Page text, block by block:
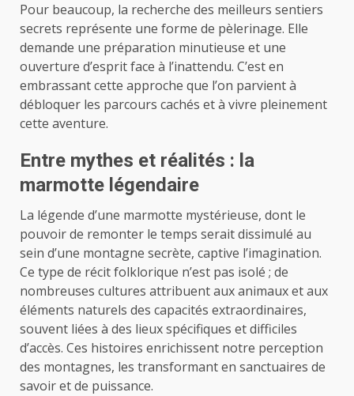
Pour beaucoup, la recherche des meilleurs sentiers
secrets représente une forme de pèlerinage. Elle
demande une préparation minutieuse et une
ouverture d’esprit face à l’inattendu. C’est en
embrassant cette approche que l’on parvient à
débloquer les parcours cachés et à vivre pleinement
cette aventure.
Entre mythes et réalités : la
marmotte légendaire
La légende d’une marmotte mystérieuse, dont le
pouvoir de remonter le temps serait dissimulé au
sein d’une montagne secrète, captive l’imagination.
Ce type de récit folklorique n’est pas isolé ; de
nombreuses cultures attribuent aux animaux et aux
éléments naturels des capacités extraordinaires,
souvent liées à des lieux spécifiques et difficiles
d’accès. Ces histoires enrichissent notre perception
des montagnes, les transformant en sanctuaires de
savoir et de puissance.